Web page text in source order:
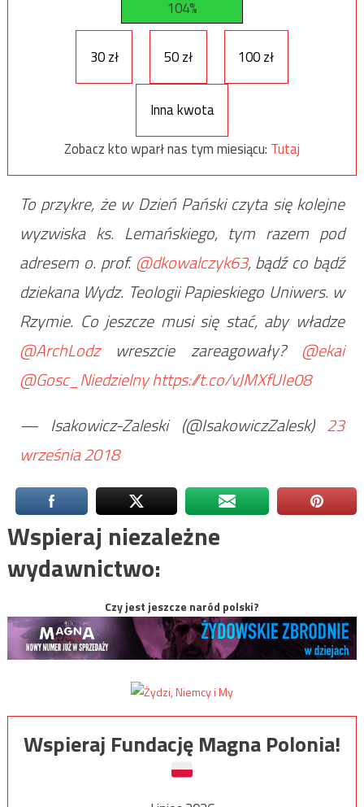
104%
30 zł 50 zł 100 zł
Inna kwota
Zobacz kto wparł nas tym miesiącu: Tutaj
To przykre, że w Dzień Pański czyta się kolejne
wyzwiska ks. Lemańskiego, tym razem pod
adresem o. prof.@dkowalczyk63, bądź co bądź
dziekana Wydz. Teologii Papieskiego Uniwers. w
Rzymie. Co jeszcze musi się stać, aby władze
@ArchLodzwreszcie zareagowały? @ekai
@Gosc_Niedzielnyhttps://t.co/vJMXfUIe08
— Isakowicz-Zaleski (@IsakowiczZalesk) 23
września 2018
Wspieraj niezależne
wydawnictwo:
Czy jest jeszcze naród polski?
Wspieraj Fundację Magna Polonia!